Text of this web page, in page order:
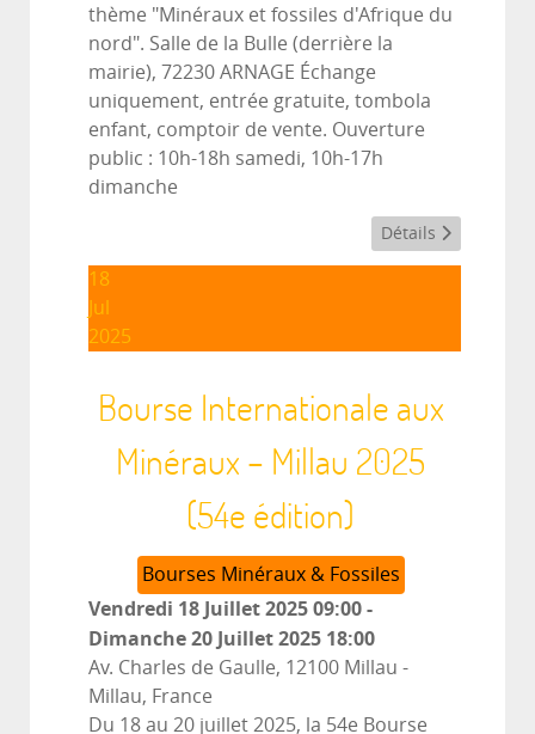
thème "Minéraux et fossiles d'Afrique du
nord". Salle de la Bulle (derrière la
mairie), 72230 ARNAGE Échange
uniquement, entrée gratuite, tombola
enfant, comptoir de vente. Ouverture
public : 10h-18h samedi, 10h-17h
dimanche
Détails
18
Jul
2025
Bourse Internationale aux
Minéraux – Millau 2025
(54e édition)
Bourses Minéraux & Fossiles
Vendredi 18 Juillet 202509:00-
Dimanche 20 Juillet 2025 18:00
Av. Charles de Gaulle, 12100 Millau -
Millau, France
Du 18 au 20 juillet 2025, la 54e Bourse